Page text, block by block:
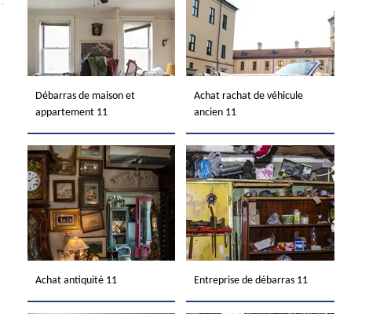
Débarras de maison et
appartement 11
Achat rachat de véhicule
ancien 11
Achat antiquité 11 Entreprise de débarras 11